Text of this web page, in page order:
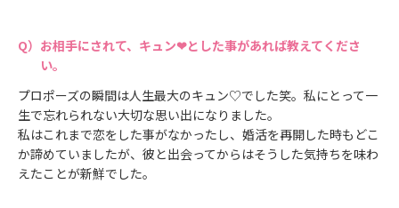
お相手にされて、キュン❤とした事があれば教えてくださ
い。
プロポーズの瞬間は人生最大のキュン♡でした笑。私にとって一
生で忘れられない大切な思い出になりました。
私はこれまで恋をした事がなかったし、婚活を再開した時もどこ
か諦めていましたが、彼と出会ってからはそうした気持ちを味わ
えたことが新鮮でした。